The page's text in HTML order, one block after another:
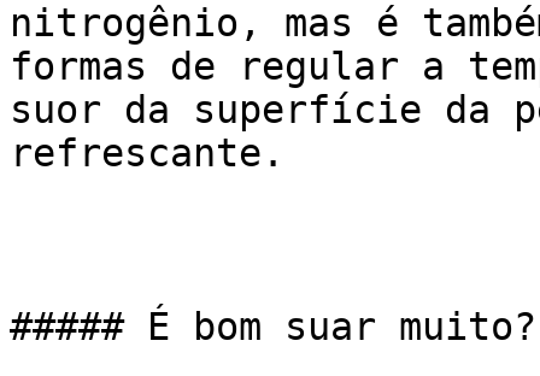
nitrogênio, mas é
formas de regular a
suor da superfície da
refrescante.
##### É bom suar muito?